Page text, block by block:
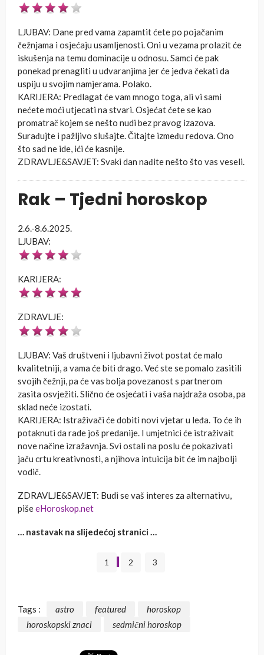
LJUBAV: Dane pred vama zapamtit ćete po pojačanim
čežnjama i osjećaju usamljenosti. Oni u vezama prolazit će
iskušenja na temu dominacije u odnosu. Samci će pak
ponekad prenagliti u udvaranjima jer će jedva čekati da
uspiju u svojim namjerama. Polako.
KARIJERA: Predlagat će vam mnogo toga, ali vi sami
nećete moći utjecati na stvari. Osjećat ćete se kao
promatrač kojem se nešto nudi bez pravog izazova.
Surađujte i pažljivo slušajte. Čitajte između redova. Ono
što sad ne ide, ići će kasnije.
ZDRAVLJE&SAVJET: Svaki dan nađite nešto što vas veseli.
Rak – Tjedni horoskop
2.6.-8.6.2025.
LJUBAV:
KARIJERA:
ZDRAVLJE:
LJUBAV: Vaš društveni i ljubavni život postat će malo
kvalitetniji, a vama će biti drago. Već ste se pomalo zasitili
svojih čežnji, pa će vas bolja povezanost s partnerom
zasita osvježiti. Slično će osjećati i vaša najdraža osoba, pa
sklad neće izostati.
KARIJERA: Istraživači će dobiti novi vjetar u leđa. To će ih
potaknuti da rade još predanije. I umjetnici će istraživait
nove načine izražavnja. Svi ostali na poslu će pokazivati
jaču crtu kreativnosti, a njihova intuicija bit će im najbolji
vodič.
ZDRAVLJE&SAVJET: Budi se vaš interes za alternativu,
pišeeHoroskop.net
… nastavak na slijedećoj stranici …
1 2 3
Tags : astro featured
horoskop
horoskopski znaci
sedmični horoskop